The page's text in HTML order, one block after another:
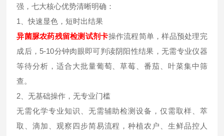
强，七大核心优势清晰明确：
1、快速显色，短时出结果
异菌脲农药残留检测试剂卡操作流程简单，样品预处理完
成后，5-10分钟肉眼即可判读阴阳性结果，无需专业仪器
等待分析，适合大批量葡萄、草莓、番茄、叶菜集中筛
查。
2、无基础操作，无专业门槛
无需化学专业知识、无需辅助检测设备，仅需取样、萃
取、滴加、观察四步简易流程，种植农户、生鲜品控人